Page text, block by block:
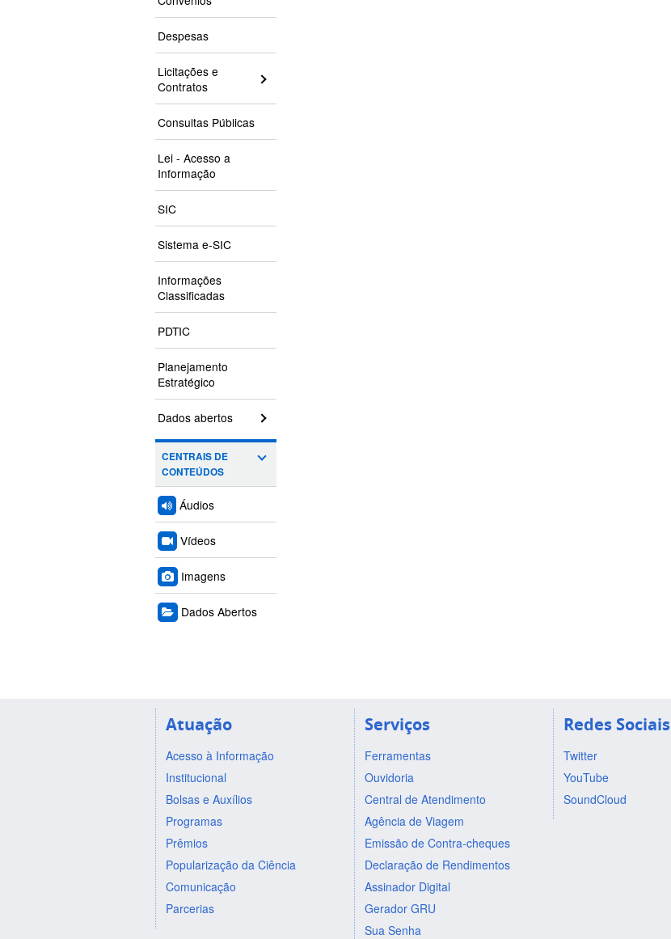
Despesas
Licitações e
Contratos
Consultas Públicas
Lei - Acesso a
Informação
SIC
Sistema e-SIC
Informações
Classificadas
PDTIC
Planejamento
Estratégico
Dados abertos
CENTRAIS DE
CONTEÚDOS
Áudios
Vídeos
Imagens
Dados Abertos
Atuação
Acesso à Informação
Institucional
Bolsas e Auxílios
Programas
Prêmios
Popularização da Ciência
Comunicação
Parcerias
Serviços
Ferramentas
Ouvidoria
Central de Atendimento
Agência de Viagem
Emissão de Contra-cheques
Declaração de Rendimentos
Assinador Digital
Gerador GRU
Sua Senha
Redes Sociais
Twitter
YouTube
SoundCloud